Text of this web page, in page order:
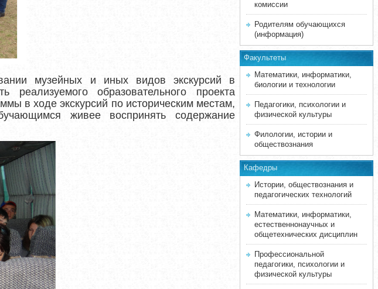
музейных и иных видов экскурсий в
образовательного проекта
в ходе экскурсий по историческим местам,
живее воспринять содержание
комиссии
Родителям обучающихся
(информация)
Факультеты
Математики, информатики,
биологии и технологии
Педагогики, психологии и
физической культуры
Филологии, истории и
обществознания
Кафедры
Истории, обществознания и
педагогических технологий
Математики, информатики,
естественнонаучных и
общетехнических дисциплин
Профессиональной
педагогики, психологии и
физической культуры